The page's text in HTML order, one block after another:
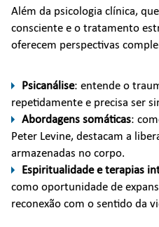
Além da psicologia clínica,
consciente e o tratamento
oferecem perspectivas
Psicanálise: entende o
repetidamente e precisa ser
Abordagens somáticas:
Peter Levine, destacam a
armazenadas no corpo.
Espiritualidade e terapias
como oportunidade de
reconexão com o sentido da